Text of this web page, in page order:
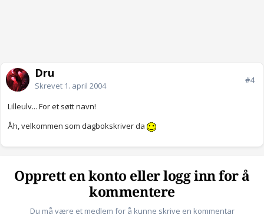
Dru
Skrevet 1. april 2004
#4
Lilleulv... For et søtt navn!
Åh, velkommen som dagbokskriver da
Opprett en konto eller logg inn for å
kommentere
Du må være et medlem for å kunne skrive en kommentar